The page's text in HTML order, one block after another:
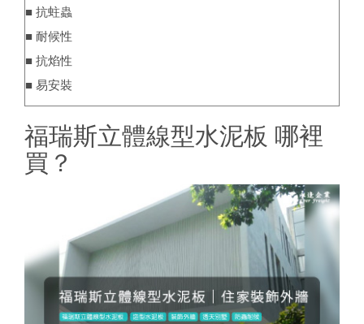
■ 抗蛀蟲
■ 耐候性
■ 抗焰性
■ 易安裝
福瑞斯立體線型水泥板 哪裡
買？